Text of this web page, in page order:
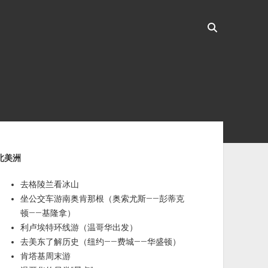
美洲
去格陵兰看冰山
坐公交车游南奥肯那根（奥索尤斯——彭蒂克
顿——基隆拿）
利卢埃特环线游（温哥华出发）
去美东了解历史（纽约——费城——华盛顿）
肯塔基周末游